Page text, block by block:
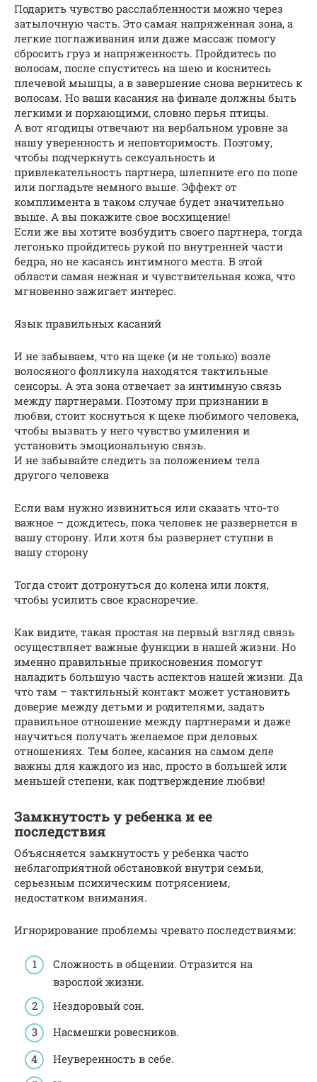
Подарить чувство расслабленности можно через
затылочную часть. Это самая напряженная зона, а
легкие поглаживания или даже массаж помогу
сбросить груз и напряженность. Пройдитесь по
волосам, после спуститесь на шею и коснитесь
плечевой мышцы, а в завершение снова вернитесь к
волосам. Но ваши касания на финале должны быть
легкими и порхающими, словно перья птицы.
А вот ягодицы отвечают на вербальном уровне за
нашу уверенность и неповторимость. Поэтому,
чтобы подчеркнуть сексуальность и
привлекательность партнера, шлепните его по попе
или погладьте немного выше. Эффект от
комплимента в таком случае будет значительно
выше. А вы покажите свое восхищение!
Если же вы хотите возбудить своего партнера, тогда
легонько пройдитесь рукой по внутренней части
бедра, но не касаясь интимного места. В этой
области самая нежная и чувствительная кожа, что
мгновенно зажигает интерес.
Язык правильных касаний
И не забываем, что на щеке (и не только) возле
волосяного фолликула находятся тактильные
сенсоры. А эта зона отвечает за интимную связь
между партнерами. Поэтому при признании в
любви, стоит коснуться к щеке любимого человека,
чтобы вызвать у него чувство умиления и
установить эмоциональную связь.
И не забывайте следить за положением тела
другого человека
Если вам нужно извиниться или сказать что-то
важное – дождитесь, пока человек не развернется в
вашу сторону. Или хотя бы развернет ступни в
вашу сторону
Тогда стоит дотронуться до колена или локтя,
чтобы усилить свое красноречие.
Как видите, такая простая на первый взгляд связь
осуществляет важные функции в нашей жизни. Но
именно правильные прикосновения помогут
наладить большую часть аспектов нашей жизни. Да
что там – тактильный контакт может установить
доверие между детьми и родителями, задать
правильное отношение между партнерами и даже
научиться получать желаемое при деловых
отношениях. Тем более, касания на самом деле
важны для каждого из нас, просто в большей или
меньшей степени, как подтверждение любви!
Замкнутость у ребенка и ее
последствия
Объясняется замкнутость у ребенка часто
неблагоприятной обстановкой внутри семьи,
серьезным психическим потрясением,
недостатком внимания.
Игнорирование проблемы чревато последствиями:
Сложность в общении. Отразится на
взрослой жизни.
Нездоровый сон.
Насмешки ровесников.
Неуверенность в себе.